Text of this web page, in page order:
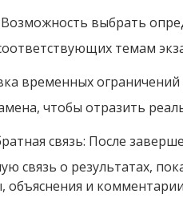
выбрать
темам
временных
чтобы отразить
связь: После
связь о результатах,
объяснения и